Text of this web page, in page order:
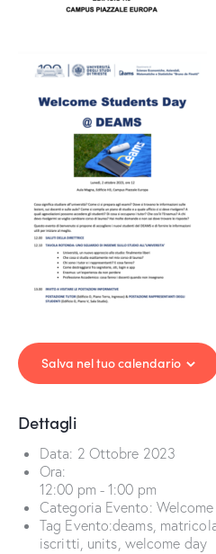
Salva nel tuo calendario
Dettagli
Data: 2 Ottobre 2023
Ora:
12:00 pm - 1:00 pm
Categoria Evento:
Tag Evento:deams,
iscritti, units, welcome day